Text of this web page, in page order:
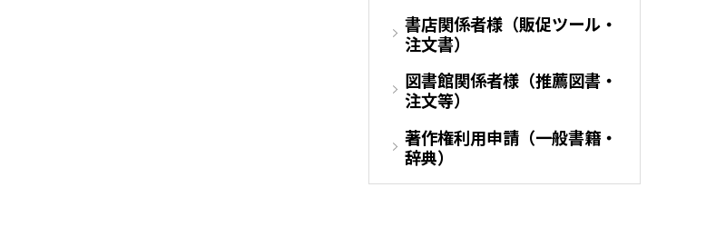
書店関係者様（販促ツール・
注文書）
図書館関係者様（推薦図書・
注文等）
著作権利用申請（一般書籍・
辞典）